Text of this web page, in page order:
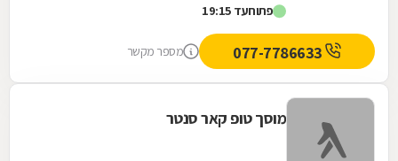
פתוחעד 19:15
מספר מקשר
מוסך טופ קאר סנטר